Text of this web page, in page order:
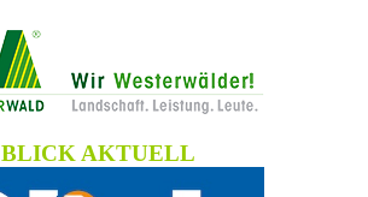
BLICK AKTUELL